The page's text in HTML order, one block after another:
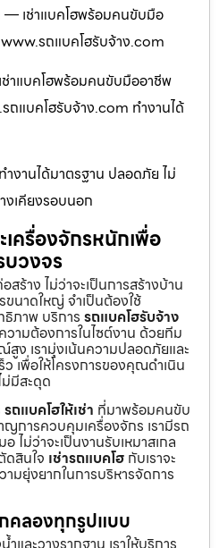
— เช่าแบคโฮพร้อมคนขับมือ
รถแบคโฮรับจ้าง.com
าแบคโฮพร้อมคนขับมืออาชีพ
แบคโฮรับจ้าง.com ทำงานได้
งานได้มาตรฐาน ปลอดภัย ไม่
งเคียงรอบนอก
เครื่องจักรหนักเพื่อ
วงจร
ร้าง ไม่ว่าจะเป็นการสร้างบ้าน
นาดใหญ่ จำเป็นต้องใช้
ภาพ บริการ รถแบคโฮรับจ้าง
ามต้องการในไซต์งาน ด้วยทีม
ง เรามุ่งเน้นความปลอดภัยและ
เพื่อให้โครงการของคุณดำเนิน
ม่มีสะดุด
รถแบคโฮให้เช่า ที่มาพร้อมคนขับ
ญการควบคุมเครื่องจักร เรามีรถ
ไม่ว่าจะเป็นงานรับเหมาสเกล
ดสินใจ เช่ารถแบคโฮ กับเราจะ
มยุ่งยากในการบริหารจัดการ
กคลองทุกรูปแบบ